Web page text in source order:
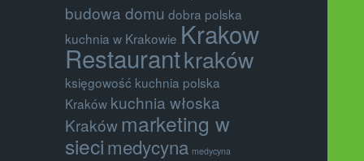
budowa domu dobra polska
kuchnia w Krakowie Krakow
Restaurantkraków
księgowość kuchnia polska
Kraków kuchnia włoska
Krakówmarketing w
siecimedycyna medycyna